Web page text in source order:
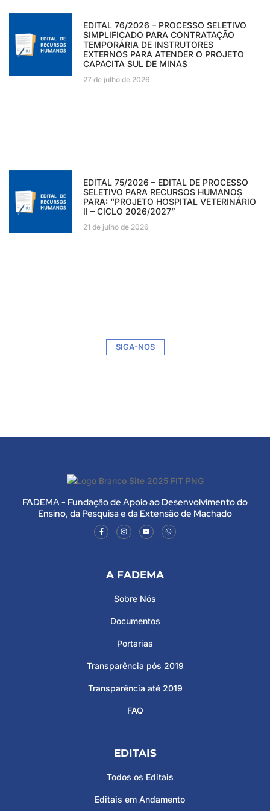
EDITAL 76/2026 – PROCESSO SELETIVO
SIMPLIFICADO PARA CONTRATAÇÃO
TEMPORÁRIA DE INSTRUTORES
EXTERNOS PARA ATENDER O PROJETO
CAPACITA SUL DE MINAS
27 de julho de 2026
EDITAL 75/2026 – EDITAL DE PROCESSO
SELETIVO PARA RECURSOS HUMANOS
PARA: “PROJETO HOSPITAL VETERINÁRIO
II – CICLO 2026/2027”
21 de julho de 2026
SIGA-NOS
FADEMA - Fundação de Apoio ao Desenvolvimento do
Ensino, da Pesquisa e da Extensão de Machado
A FADEMA
Sobre Nós
Documentos
Portarias
Transparência pós 2019
Transparência até 2019
FAQ
EDITAIS
Todos os Editais
Editais em Andamento